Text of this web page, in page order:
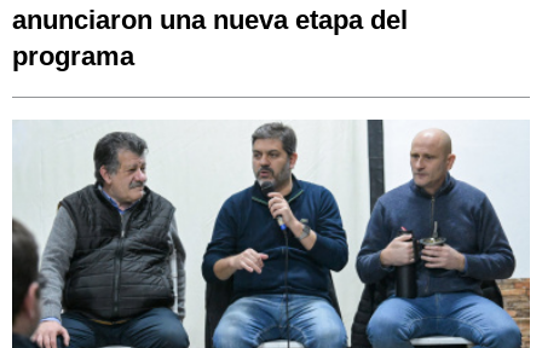
anunciaron una nueva etapa del
programa